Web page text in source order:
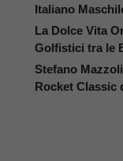
Italiano
La Dolce Vita
Golfistici tra le
Stefano
Rocket Classic